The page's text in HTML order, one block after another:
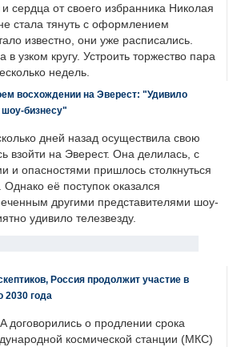
сердца от своего избранника Николая
стала тянуть с оформлением
известно, они уже расписались.
узком кругу. Устроить торжество пара
недель.
восхождении на Эверест: "Удивило
бизнесу"
дней назад осуществила свою
взойти на Эверест. Она делилась, с
и опасностями пришлось столкнуться
её поступок оказался
другими представителями шоу-
удивило телезвезду.
Россия продолжит участие в
2030 года
договорились о продлении срока
космической станции (МКС)